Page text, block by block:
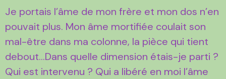
Je portais l’âme de mon frère et mon dos n’en
pouvait plus. Mon âme mortifiée coulait son
mal-être dans ma colonne, la pièce qui tient
debout…Dans quelle dimension étais-je parti ?
Qui est intervenu ? Qui a libéré en moi l’âme